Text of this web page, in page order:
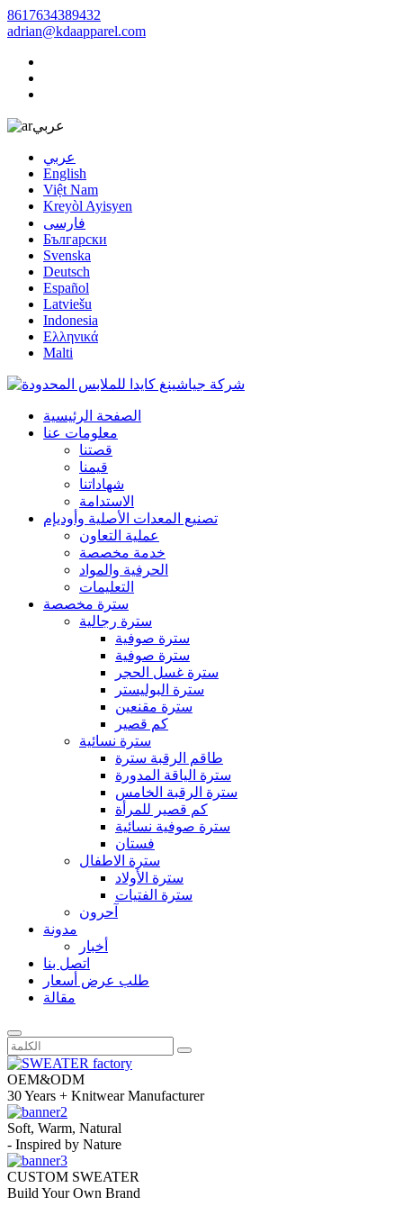
8617634389432
adrian@kdaapparel.com
عربي
عربي
English
Việt Nam
Kreyòl Ayisyen
فارسی
Български
Svenska
Deutsch
Español
Latviešu
Indonesia
Ελληνικά
Malti
الصفحة الرئيسية
معلومات عنا
قصتنا
قيمنا
شهاداتنا
الاستدامة
تصنيع المعدات الأصلية وأوديإم
عملية التعاون
خدمة مخصصة
الحرفية والمواد
التعليمات
سترة مخصصة
سترة رجالية
سترة صوفية
سترة صوفية
سترة غسل الحجر
سترة البوليستر
سترة مقنعين
كم قصير
سترة نسائية
طاقم الرقبة سترة
سترة الياقة المدورة
سترة الرقبة الخامس
كم قصير للمرأة
سترة صوفية نسائية
فستان
سترة الاطفال
سترة الأولاد
سترة الفتيات
آحرون
مدونة
أخبار
اتصل بنا
طلب عرض أسعار
مقالة
OEM&ODM
30 Years + Knitwear Manufacturer
Soft, Warm, Natural
- Inspired by Nature
CUSTOM SWEATER
Build Your Own Brand